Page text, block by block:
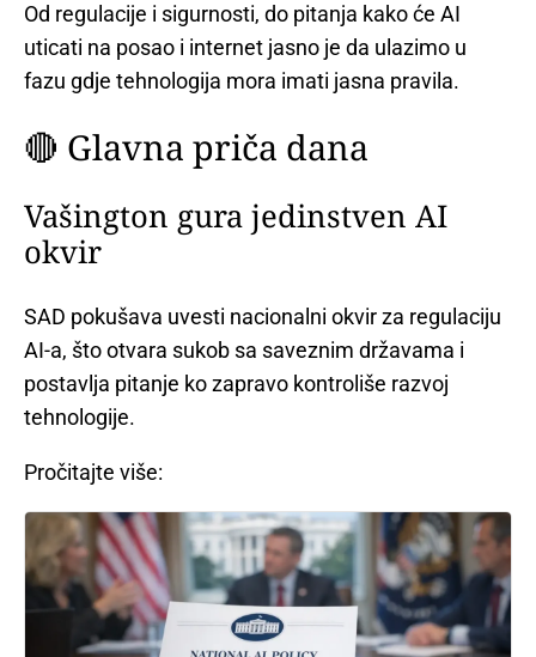
Od regulacije i sigurnosti, do pitanja kako će AI
uticati na posao i internet jasno je da ulazimo u
fazu gdje tehnologija mora imati jasna pravila.
🔴 Glavna priča dana
Vašington gura jedinstven AI
okvir
SAD pokušava uvesti nacionalni okvir za regulaciju
AI-a, što otvara sukob sa saveznim državama i
postavlja pitanje ko zapravo kontroliše razvoj
tehnologije.
Pročitajte više: